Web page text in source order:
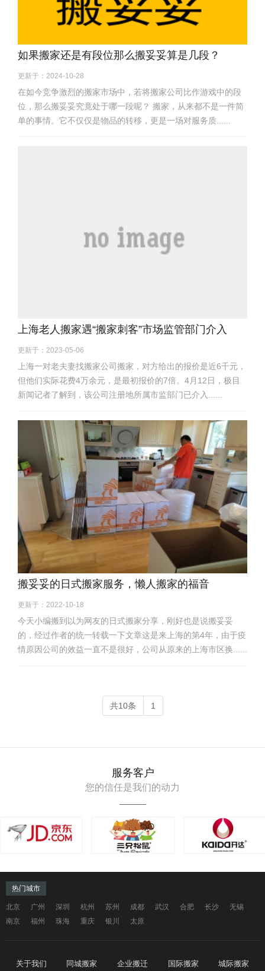
如果搬家还是有段位那么搬妥妥算是几段？
更新于：2024-10-28
在如今竞争激烈的搬家市场中，若将搬家公司比作游戏中的段
位，那么搬妥妥究竟处于哪一段呢？ 搬家，从来都不是一件简
单的事情。它不仅仅是物品的转移，更是一场对服务质......
上海老人搬家遇“搬家刺客”市场监管部门介入
更新于：2023-05-06
上海一对老夫妻找搬家公司搬家，对方给出的报价是近6千元，
但他们实际花费4万余元，是最初报价的7倍。4月12日，极目
新闻记者了解到，该公司注册地所属市监部门已介入......
搬妥妥的日式搬家服务，懒人搬家的福音
更新于：2022-10-18
今天小编搬到以为网友的日式搬家分享，刚好也是说搬妥妥
的，经过作者的统一转载一下文章这是来上海的第4年，由于疫
情原因公司的效益一直不是很好，公司从原来的上海市区换......
共10条 1
服务客户
您的信任是我们的动力
热门城市
北京 广州 深圳 杭州 苏州 成都 武汉 合肥 长沙
无锡
南京
福州 珠海 重庆 银川 太原
关于我们 同城搬家 企业搬迁 国际搬家 城际搬家